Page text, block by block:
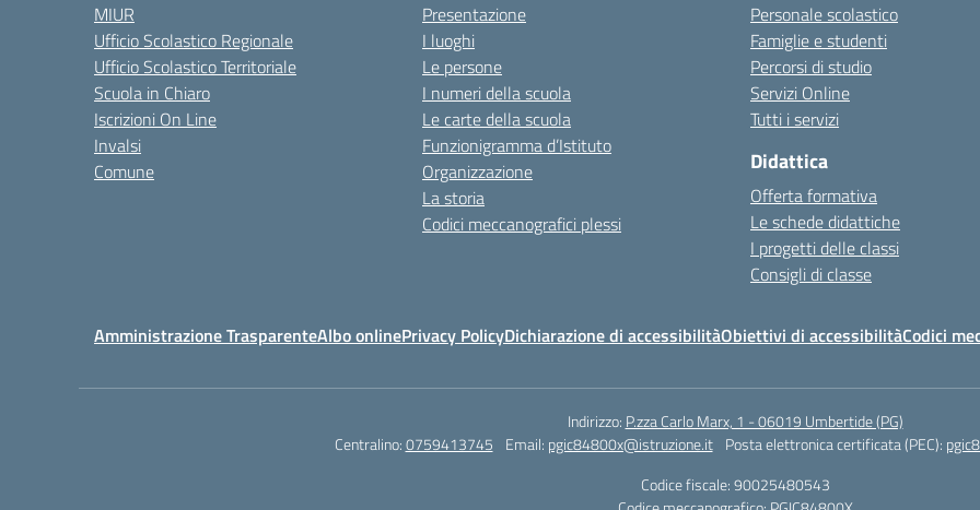
MIUR
Ufficio Scolastico Regionale
Ufficio Scolastico Territoriale
Scuola in Chiaro
Iscrizioni On Line
Invalsi
Comune
Presentazione
I luoghi
Le persone
I numeri della scuola
Le carte della scuola
Funzionigramma d’Istituto
Organizzazione
La storia
Codici meccanografici plessi
Personale scolastico
Famiglie e studenti
Percorsi di studio
Servizi Online
Tutti i servizi
Didattica
Offerta formativa
Le schede didattiche
I progetti delle classi
Consigli di classe
Amministrazione TrasparenteAlbo onlinePrivacy PolicyDichiarazione di accessibilitàObiettivi di accessibilitàCodici
Indirizzo: P.zza Carlo Marx, 1 - 06019 Umbertide (PG)
Centralino:0759413745 Email: pgic84800x@istruzione.it Posta elettronica certificata (PEC):
Codice fiscale: 90025480543